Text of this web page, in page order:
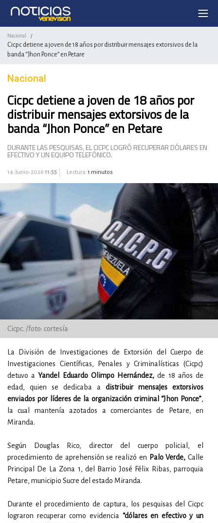
Nacional /
Cicpc detiene a joven de 18 años por distribuir mensajes extorsivos de la
banda “Jhon Ponce” en Petare
Nacional
Cicpc detiene a joven de 18 años por
distribuir mensajes extorsivos de la
banda “Jhon Ponce” en Petare
DURANTE LAS PESQUISAS, EL CICPC LOGRÓ RECUPERAR DÓLARES EN
EFECTIVO Y UN EQUIPO TELEFÓNICO.
14-Junio-2026 11:55 Lectura: 1 minutos
Cicpc. /foto: cortesía
La División de Investigaciones de Extorsión del Cuerpo de
Investigaciones Científicas, Penales y Criminalísticas (Cicpc)
detuvo aYandel Eduardo Olimpo Hernández, de 18 años de
edad, quien se dedicaba a distribuir mensajes extorsivos
enviados por líderes de la organización criminal “Jhon Ponce”,
la cual mantenía azotados a comerciantes de Petare, en
Miranda.
Según Douglas Rico, director del cuerpo policial, el
procedimiento de aprehensión se realizó en Palo Verde, Calle
Principal De La Zona 1, del Barrio José Félix Ribas, parroquia
Petare, municipio Sucre del estado Miranda.
Durante el procedimiento de captura, los pesquisas del Cicpc
lograron recuperar como evidencia “dólares en efectivo y un